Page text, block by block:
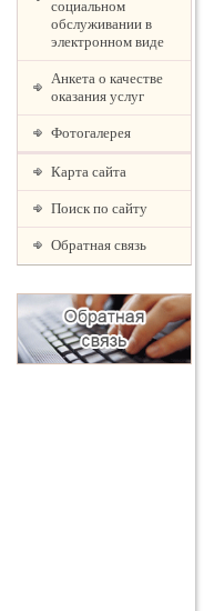
социальном
обслуживании в
электронном виде
Анкета о качестве
оказания услуг
Фотогалерея
Карта сайта
Поиск по сайту
Обратная связь